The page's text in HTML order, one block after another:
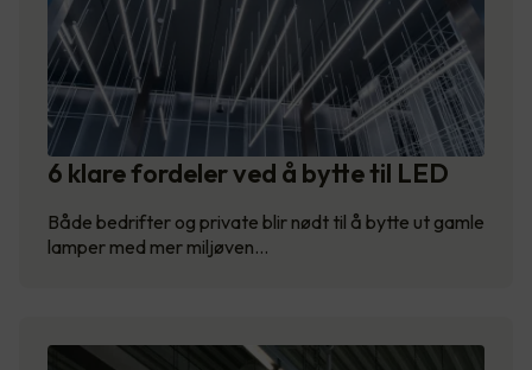
6 klare fordeler ved å bytte til LED
Både bedrifter og private blir nødt til å bytte ut gamle
lamper med mer miljøven…